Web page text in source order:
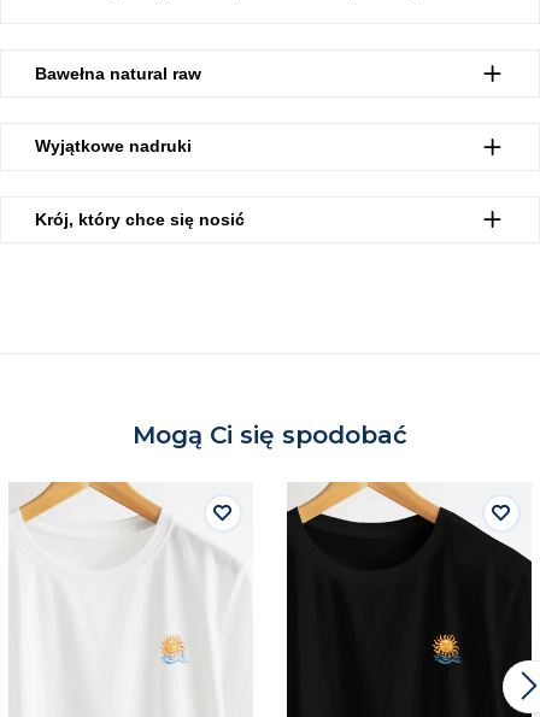
Bawełna natural raw
Wyjątkowe nadruki
Krój, który chce się nosić
Mogą Ci się spodobać